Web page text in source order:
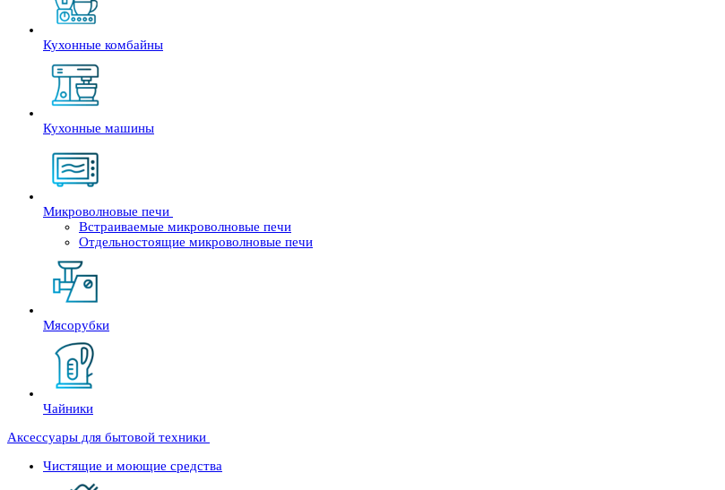
Кухонные комбайны
Кухонные машины
Микроволновые печи
Встраиваемые микроволновые печи
Отдельностоящие микроволновые печи
Мясорубки
Чайники
Аксессуары для бытовой техники
Чистящие и моющие средства